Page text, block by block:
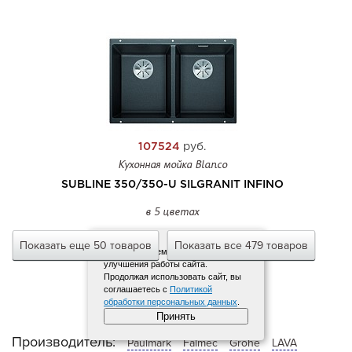
107524 руб.
Кухонная мойка Blanco
SUBLINE 350/350-U SILGRANIT INFINO
в 5 цветах
Показать еще 50 товаров Показать все 479 товаров
Производитель: Paulmark Falmec Grohe LAVA
Мы используем файлы cookies для
улучшения работы сайта.
Продолжая использовать сайт, вы
соглашаетесь с Политикой
обработки персональных данных
Принять